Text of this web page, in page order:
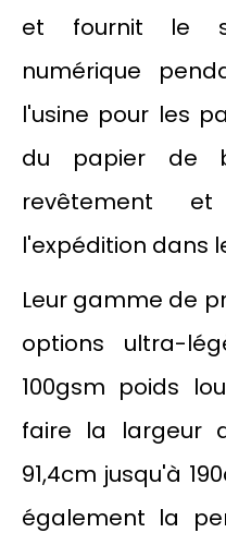
et fournit le
numérique
l'usine pour les
du papier de
revêtement
l'expédition dans
Leur gamme de
options ultra-
100gsm poids
faire la largeur
91,4cm jusqu'à
également la